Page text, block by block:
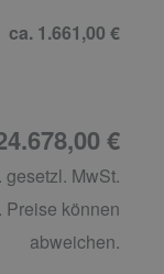
ca. 1.661,00 €
€
gesetzl. MwSt.
Preise können
abweichen.